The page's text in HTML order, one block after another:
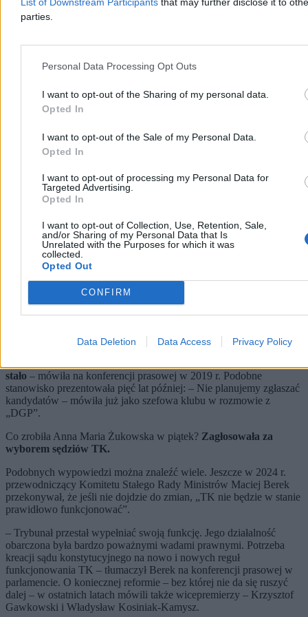
parties.
Personal Data Processing Opt Outs
I want to opt-out of the Sharing of my personal data.
Opted In
I want to opt-out of the Sale of my Personal Data.
Opted In
I want to opt-out of processing my Personal Data for
Targeted Advertising.
Opted In
I want to opt-out of Collection, Use, Retention, Sale,
and/or Sharing of my Personal Data that Is
Unrelated with the Purposes for which it was
collected.
Opted Out
CONFIRM
Data Deletion Data Access Privacy Policy
wszystkich ekspertów jest taka, że nie powinniśmy – przekonywał
w 2024 r. ówczesny marszałek Sejmu. Jak dodawał, należy
źródła, poczekać, aż będziemy mogli rozwiązać tę sprawę
systemowo”.
Reklama
Co zrobił Szymon Hołownia w piątek?Zagłosował za wyborem
Anna Maria Żukowska z Nowej Lewicy wychodziła z tego samego
będziemy zgłaszali swoich kandydatur do Trybunału
nie będziemy legalizowali w ten sposób tego, co
stało – mówiła na konferencji prasowej w 2019 r. Podobne
stanowisko prezentowała pięć lat później: – Nie planujemy zgłaszać
kandydatów – mówiła już jako szefowa klubu w rozmowie z
„DGP”.
Co zrobiła Anna Maria Żukowska w piątek? Zagłosowała za
wyborem sędziów TK.
Podobnych wypowiedzi można znaleźć wiele. Jeszcze w 2024 r.
przewodniczący Komitetu Stałego Rady Ministrów Maciej Berek
przekonywał, że jeśli nie dojdzie do zmian, „TK nie będzie w stanie
prawidłowo funkcjonować”.
– Trybunał przestał wypełniać swoją funkcję. Jego działalność
obarczona była bardzo poważnymi wadami prawnymi. Potrzeba
kreacji sądu konstytucyjnego na nowo i nowych reguł
funkcjonowania TK – tłumaczył Berek na konferencji prasowej w
parlamencie. O koniecznej reformie – bez której nie da się ruszyć
dalej – w ostatnich latach mówili także wicepremierzy – Krzysztof
Gawkowski i Władysław Kosiniak-Kamysz.